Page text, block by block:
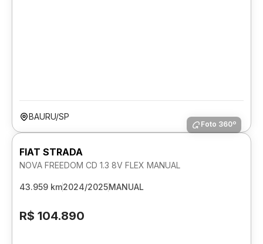
BAURU/SP
Foto 360º
FIAT STRADA
NOVA FREEDOM CD 1.3 8V FLEX MANUAL
43.959 km2024/2025MANUAL
R$ 104.890